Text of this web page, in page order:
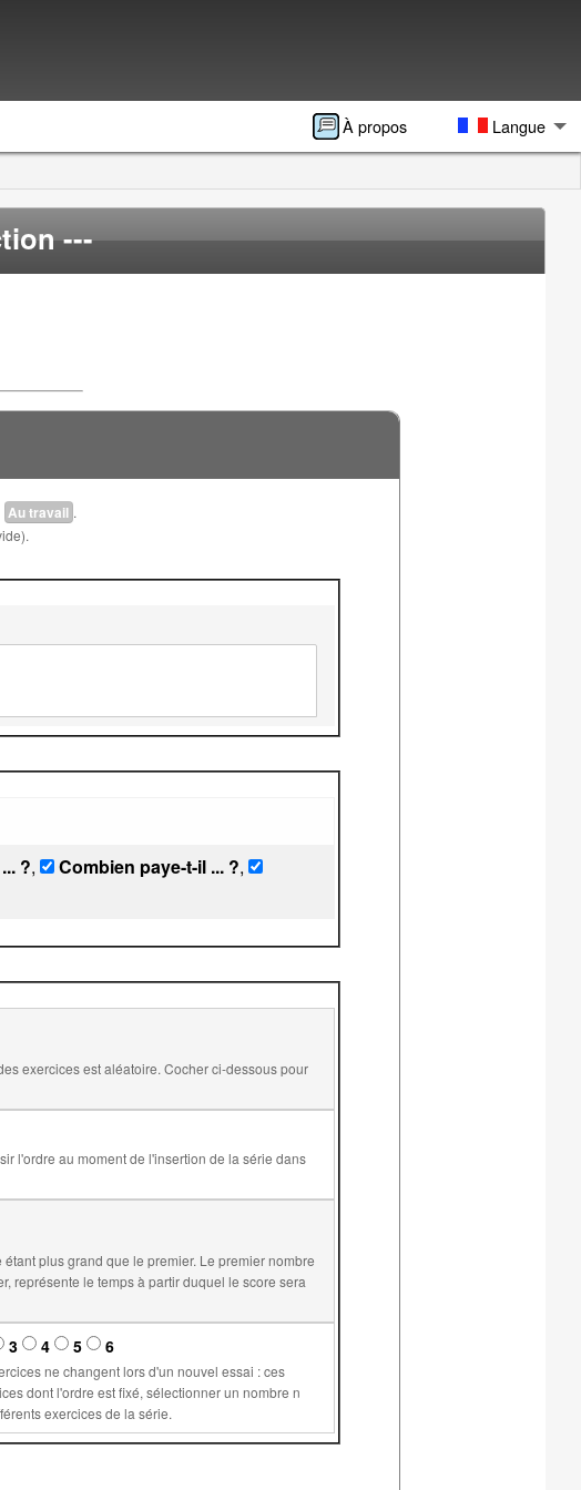
À propos Langue
---
Au travail .
?, Combien paye-t-il ... ?,
plus grand que le premier. Le premier nombre
3 4 5 6
supérieur ou égal à 1 permet de plus de conserver les mêmes valeurs pour les variables communes aux différents exercices de la série.